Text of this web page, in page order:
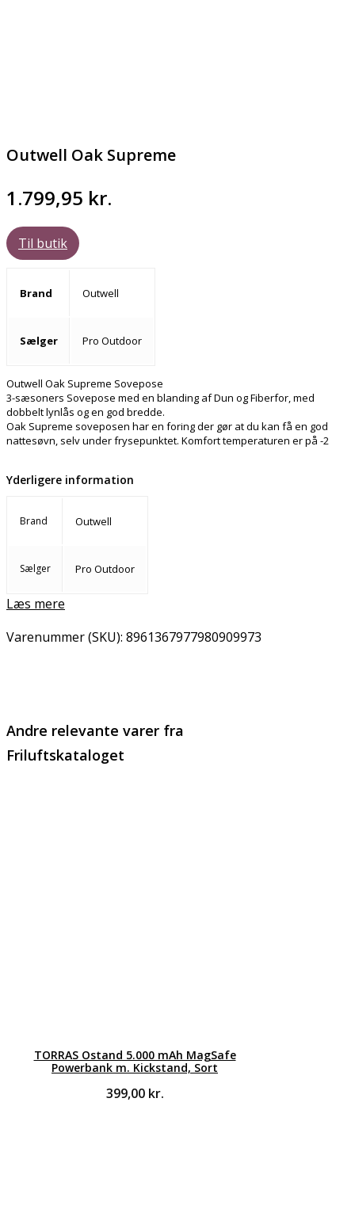
Outwell Oak Supreme
1.799,95 kr.
Til butik
Brand Outwell
Sælger Pro Outdoor
Outwell Oak Supreme Sovepose
3-sæsoners Sovepose med en blanding af Dun og Fiberfor, med
dobbelt lynlås og en god bredde.
Oak Supreme soveposen har en foring der gør at du kan få en god
nattesøvn, selv under frysepunktet. Komfort temperaturen er på -2
Yderligere information
Brand Outwell
Sælger Pro Outdoor
Læs mere
Varenummer (SKU): 8961367977980909973
Andre relevante varer fra
Friluftskataloget
TORRAS Ostand 5.000 mAh MagSafe
Powerbank m. Kickstand, Sort
399,00 kr.